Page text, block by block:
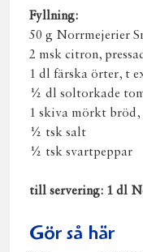
Fyllning:
50 g Norrmejerier
2 msk citron,
1 dl färska örter, t
½ dl soltorkade
1 skiva mörkt bröd,
½ tsk salt
½ tsk svartpeppar
till servering: 1 dl
Gör så här